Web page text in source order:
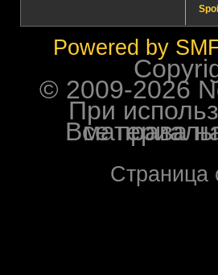
Powered by
Все права на
Страница